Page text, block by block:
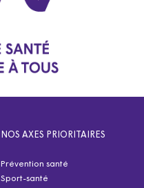
NOS AXES PRIORITAIRES
Prévention santé
Sport-santé